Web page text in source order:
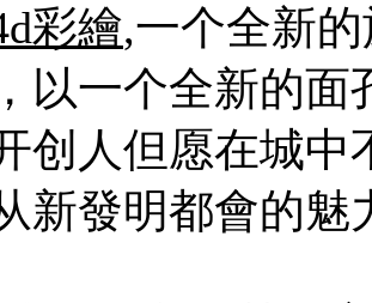
彩繪,一个全新
以一个全新的面
创人但愿在城中
新發明都會的魅